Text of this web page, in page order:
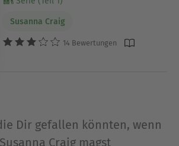
Susanna Craig
14 Bewertungen
Dir gefallen könnten, wenn
Craig magst